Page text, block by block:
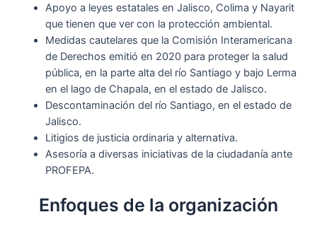
Apoyo a leyes estatales en Jalisco, Colima y Nayarit
que tienen que ver con la protección ambiental.
Medidas cautelares que la Comisión Interamericana
de Derechos emitió en 2020 para proteger la salud
pública, en la parte alta del río Santiago y bajo Lerma
en el lago de Chapala, en el estado de Jalisco.
Descontaminación del río Santiago, en el estado de
Jalisco.
Litigios de justicia ordinaria y alternativa.
Asesoría a diversas iniciativas de la ciudadanía ante
PROFEPA.
Enfoques de la organización